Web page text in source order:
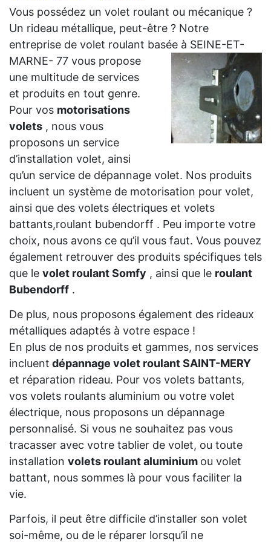
Vous possédez un volet roulant ou mécanique ?
Un rideau métallique, peut-être ? Notre
entreprise de volet roulant basée à SEINE-ET-
MARNE- 77 vous propose
une multitude de services
et produits en tout genre.
Pour vos motorisations
volets , nous vous
proposons un service
d’installation volet, ainsi
qu’un service de dépannage volet. Nos produits
incluent un système de motorisation pour volet,
ainsi que des volets électriques et volets
battants,roulant bubendorff . Peu importe votre
choix, nous avons ce qu’il vous faut. Vous pouvez
également retrouver des produits spécifiques tels
que le volet roulant Somfy , ainsi que le roulant
Bubendorff .
De plus, nous proposons également des rideaux
métalliques adaptés à votre espace !
En plus de nos produits et gammes, nos services
incluent dépannage volet roulant SAINT-MERY
et réparation rideau. Pour vos volets battants,
vos volets roulants aluminium ou votre volet
électrique, nous proposons un dépannage
personnalisé. Si vous ne souhaitez pas vous
tracasser avec votre tablier de volet, ou toute
installation volets roulant aluminium ou volet
battant, nous sommes là pour vous faciliter la
vie.
Parfois, il peut être difficile d’installer son volet
soi-même, ou de le réparer lorsqu’il ne